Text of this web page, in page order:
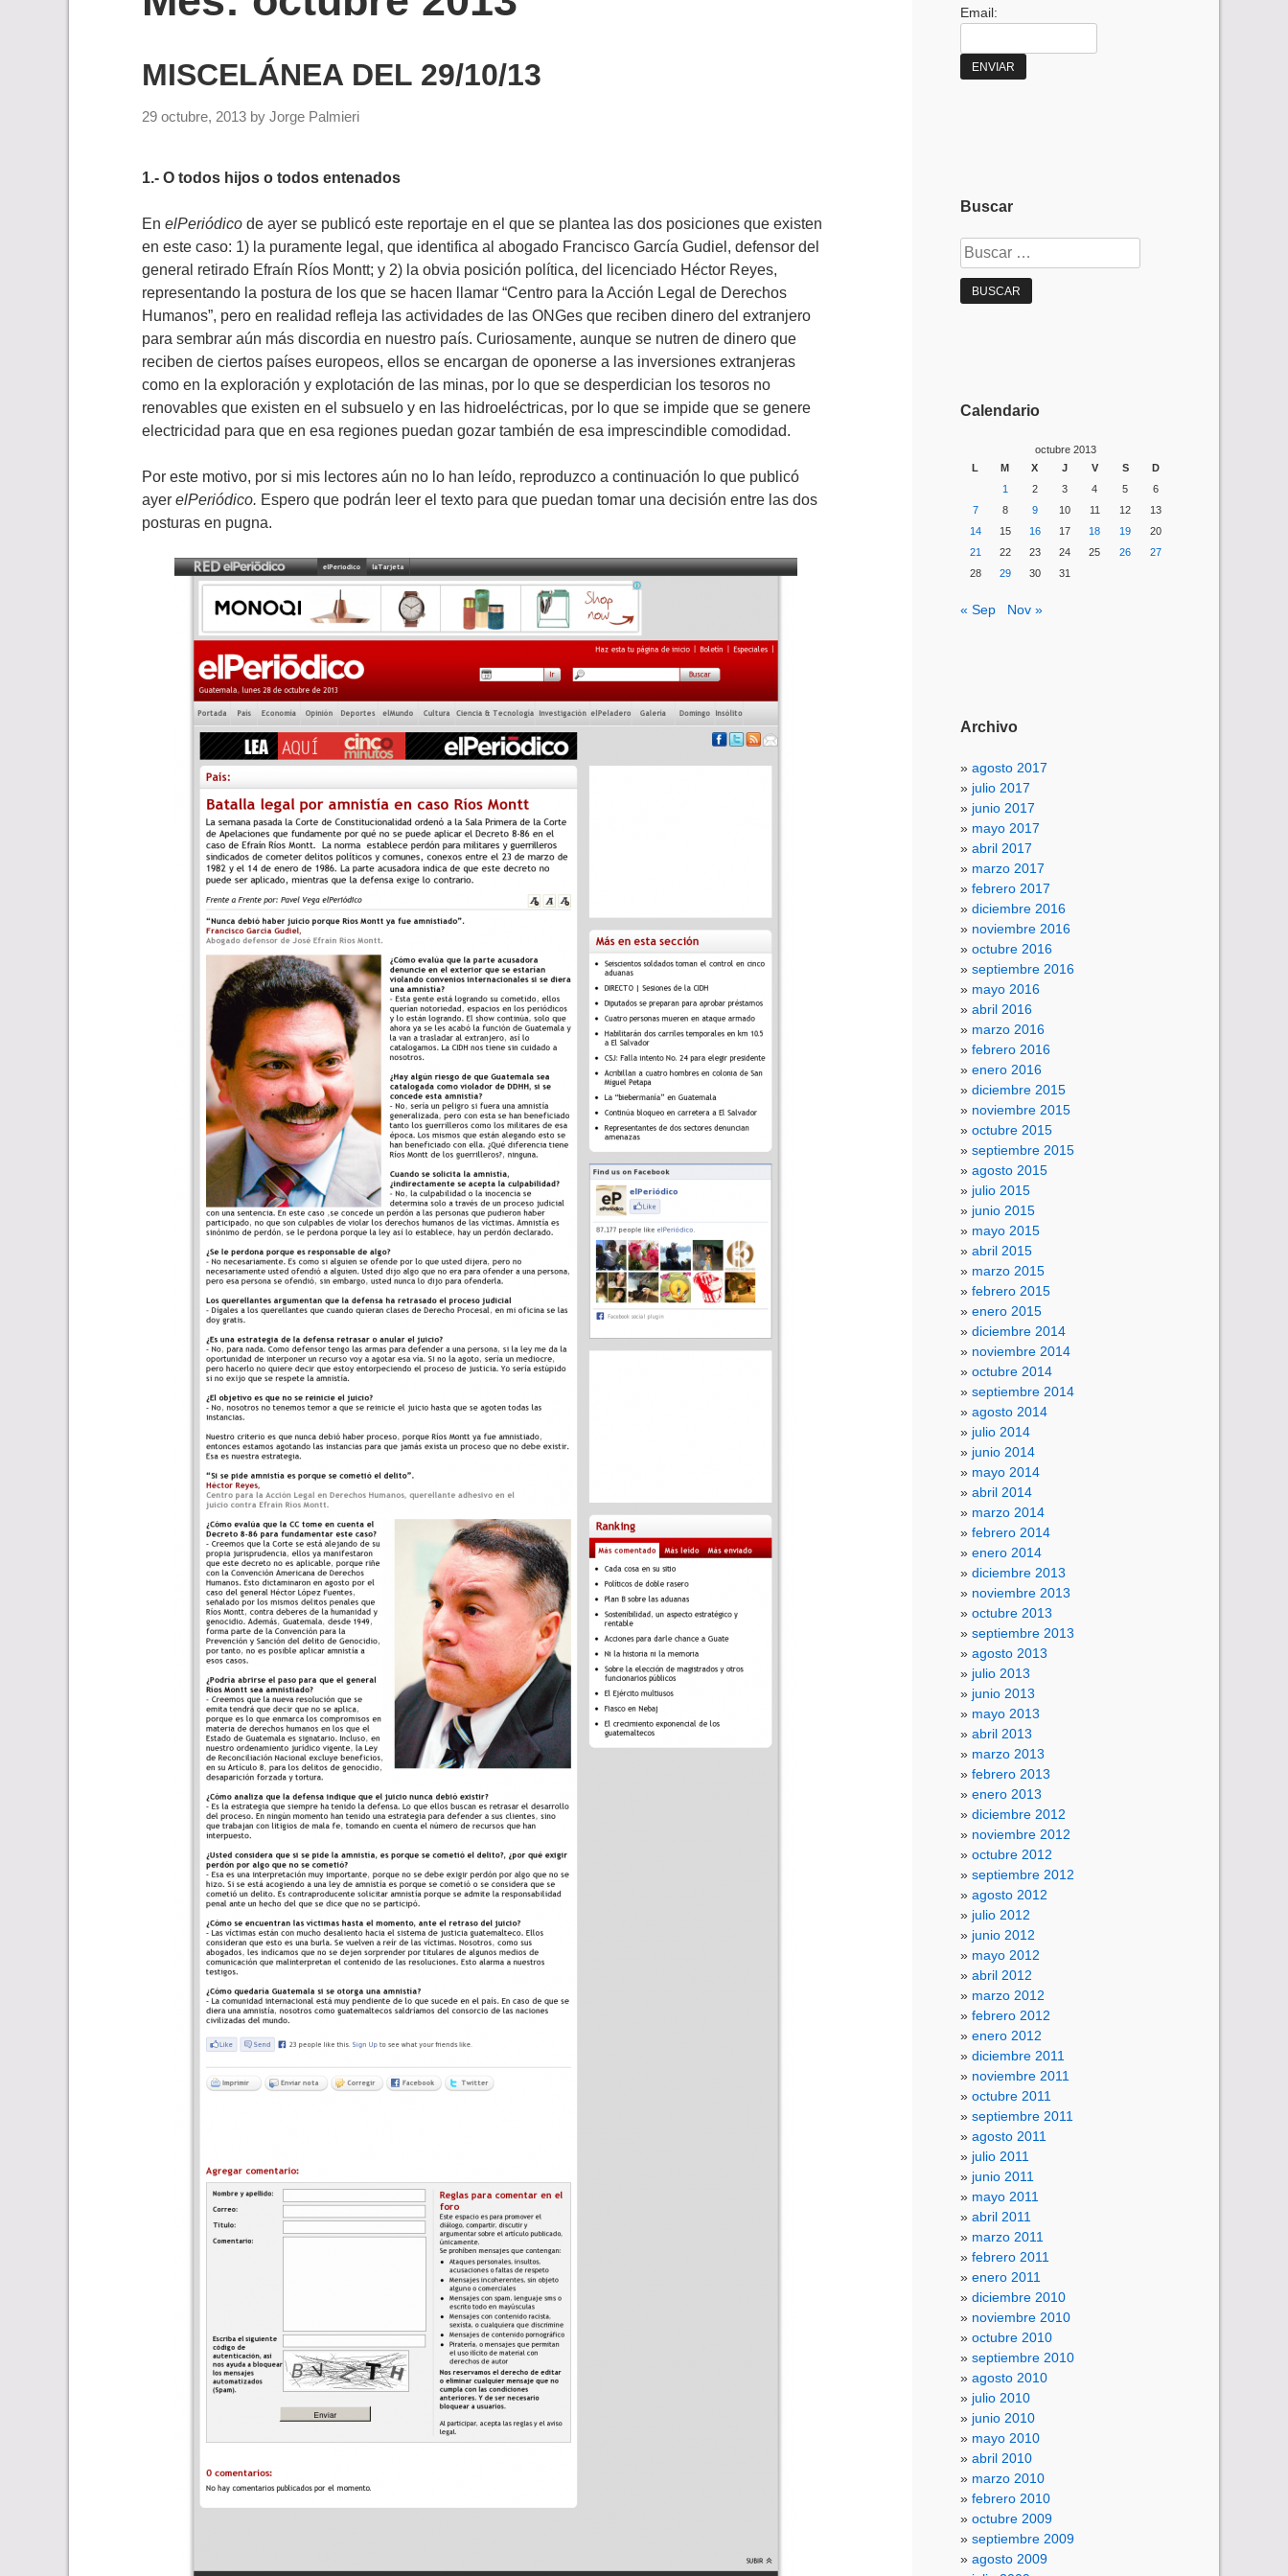
MISCELÁNEA DEL 29/10/13
29 octubre, 2013 by Jorge Palmieri
1.- O todos hijos o todos entenados
En elPeriódico de ayer se publicó este reportaje en el que se plantea las dos posiciones que existen
en este caso: 1) la puramente legal, que identifica al abogado Francisco García Gudiel, defensor del
general retirado Efraín Ríos Montt; y 2) la obvia posición política, del licenciado Héctor Reyes,
representando la postura de los que se hacen llamar “Centro para la Acción Legal de Derechos
Humanos”, pero en realidad refleja las actividades de las ONGes que reciben dinero del extranjero
para sembrar aún más discordia en nuestro país. Curiosamente, aunque se nutren de dinero que
reciben de ciertos países europeos, ellos se encargan de oponerse a las inversiones extranjeras
como en la exploración y explotación de las minas, por lo que se desperdician los tesoros no
renovables que existen en el subsuelo y en las hidroeléctricas, por lo que se impide que se genere
electricidad para que en esa regiones puedan gozar también de esa imprescindible comodidad.
Por este motivo, por si mis lectores aún no lo han leído, reproduzco a continuación lo que publicó
ayer elPeriódico. Espero que podrán leer el texto para que puedan tomar una decisión entre las dos
posturas en pugna.
Email:
Buscar
Buscar:
Calendario
octubre 2013
L
M X J V S
D
1
2 3 4 5
6
7
8 9 10 11 12
13
14
15 16 17 18 19
20
21
22 23 24 25 26
27
28
29 30 31
« Sep Nov »
Archivo
agosto 2017
julio 2017
junio 2017
mayo 2017
abril 2017
marzo 2017
febrero 2017
diciembre 2016
noviembre 2016
octubre 2016
septiembre 2016
mayo 2016
abril 2016
marzo 2016
febrero 2016
enero 2016
diciembre 2015
noviembre 2015
octubre 2015
septiembre 2015
agosto 2015
julio 2015
junio 2015
mayo 2015
abril 2015
marzo 2015
febrero 2015
enero 2015
diciembre 2014
noviembre 2014
octubre 2014
septiembre 2014
agosto 2014
julio 2014
junio 2014
mayo 2014
abril 2014
marzo 2014
febrero 2014
enero 2014
diciembre 2013
noviembre 2013
octubre 2013
septiembre 2013
agosto 2013
julio 2013
junio 2013
mayo 2013
abril 2013
marzo 2013
febrero 2013
enero 2013
diciembre 2012
noviembre 2012
octubre 2012
septiembre 2012
agosto 2012
julio 2012
junio 2012
mayo 2012
abril 2012
marzo 2012
febrero 2012
enero 2012
diciembre 2011
noviembre 2011
octubre 2011
septiembre 2011
agosto 2011
julio 2011
junio 2011
mayo 2011
abril 2011
marzo 2011
febrero 2011
enero 2011
diciembre 2010
noviembre 2010
octubre 2010
septiembre 2010
agosto 2010
julio 2010
junio 2010
mayo 2010
abril 2010
marzo 2010
febrero 2010
octubre 2009
septiembre 2009
agosto 2009